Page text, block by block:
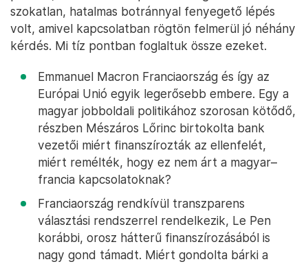
szokatlan, hatalmas botránnyal fenyegető lépés
volt, amivel kapcsolatban rögtön felmerül jó néhány
kérdés. Mi tíz pontban foglaltuk össze ezeket.
Emmanuel Macron Franciaország és így az
Európai Unió egyik legerősebb embere. Egy a
magyar jobboldali politikához szorosan kötődő,
részben Mészáros Lőrinc birtokolta bank
vezetői miért finanszírozták az ellenfelét,
miért remélték, hogy ez nem árt a magyar–
francia kapcsolatoknak?
Franciaország rendkívül transzparens
választási rendszerrel rendelkezik, Le Pen
korábbi, orosz hátterű finanszírozásából is
nagy gond támadt. Miért gondolta bárki a